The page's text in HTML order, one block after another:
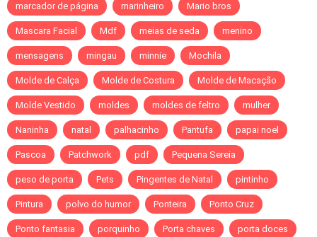
marcador de página marinheiro Mario bros
Mascara Facial Mdf meias de seda menino
mensagens mingau minnie Mochila
Molde de Calça Molde de Costura Molde de Macação
Molde Vestido moldes moldes de feltro mulher
Naninha natal palhacinho Pantufa papai noel
Pascoa Patchwork pdf Pequena Sereia
peso de porta Pets Pingentes de Natal pintinho
Pintura polvo do humor Ponteira Ponto Cruz
Ponto fantasia porquinho Porta chaves porta doces